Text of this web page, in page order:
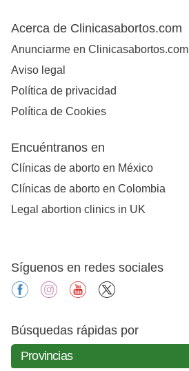
Acerca de Clinicasabortos.com
Anunciarme en Clinicasabortos.com
Aviso legal
Política de privacidad
Política de Cookies
Encuéntranos en
Clínicas de aborto en México
Clínicas de aborto en Colombia
Legal abortion clinics in UK
Síguenos en redes sociales
facebookinstagramyoutube
Búsquedas rápidas por